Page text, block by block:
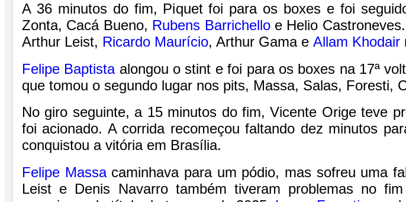
A 36 minutos do fim, Piquet foi para os boxes e foi
Zonta, Cacá Bueno, Rubens Barrichelloe Helio
Arthur Leist, Ricardo Maurício, Arthur Gama e Allam Khodair
Felipe Baptistaalongou o stint e foi para os boxes na 17ª
que tomou o segundo lugar nos pits, Massa, Salas, Foresti,
No giro seguinte, a 15 minutos do fim, Vicente Orige teve
foi acionado. A corrida recomeçou faltando dez minutos
conquistou a vitória em Brasília.
Felipe Massa caminhava para um pódio, mas sofreu uma
Leist e Denis Navarro também tiveram problemas no